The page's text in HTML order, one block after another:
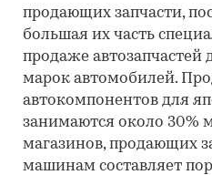
продающих запчасти,
большая их часть
продаже автозапчастей
марок автомобилей.
автокомпонентов для
занимаются около 30%
магазинов, продающих
машинам составляет